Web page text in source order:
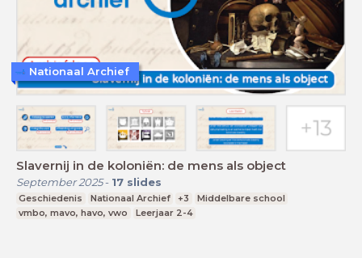
Slavernij in de koloniën: de mens als object
September 2025- 17 slides
Geschiedenis Nationaal Archief +3
Middelbare school
vmbo, mavo, havo, vwo
Leerjaar 2-4
Nationaal Archief